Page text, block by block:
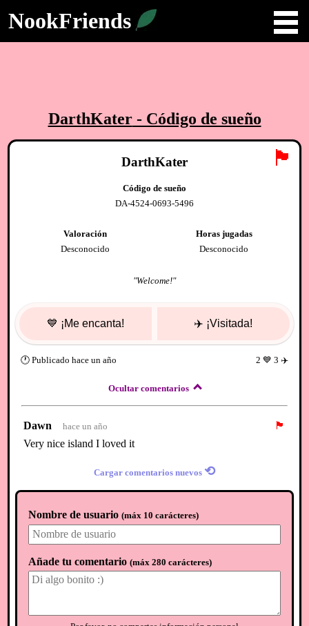
NookFriends
DarthKater- Código de sueño
🏴
DarthKater
Código de sueño
DA-4524-0693-5496
Valoración
Desconocido
Horas jugadas
Desconocido
"Welcome!"
💙 ¡Me encanta! ✈️ ¡Visitada!
🕐Publicado hace un año 2 💙 3 ✈️
Ocultar comentarios
Dawn hace un año
🏴
Very nice island I loved it
Cargar comentarios nuevos ⟲
Nombre de usuario (máx 10 carácteres)
Añade tu comentario (máx 280 carácteres)